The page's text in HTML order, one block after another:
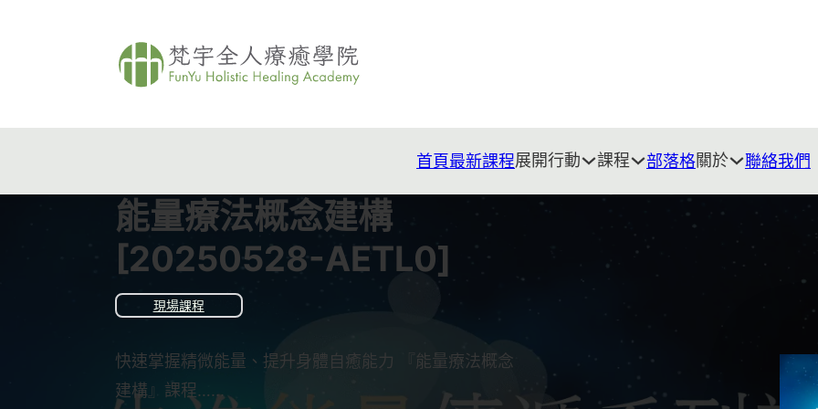
首頁最新課程展開行動 課程 部落格關於 聯絡我們
能量療法概念建構
[20250528-AETL0]
現場課程
快速掌握精微能量、提升身體自癒能力 『能量療法概念
建構』課程…...